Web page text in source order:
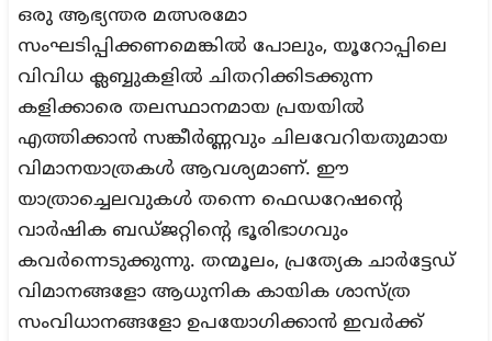
ഒരു ആഭ്യന്തര മത്സരമോ
സംഘടിപ്പിക്കണമെങ്കിൽ പോലും, യൂറോപ്പിലെ
വിവിധ ക്ലബ്ബുകളിൽ ചിതറിക്കിടക്കുന്ന
കളിക്കാരെ തലസ്ഥാനമായ പ്രയയിൽ
എത്തിക്കാൻ സങ്കീർണ്ണവും ചിലവേറിയതുമായ
വിമാനയാത്രകൾ ആവശ്യമാണ്. ഈ
യാത്രാച്ചെലവുകൾ തന്നെ ഫെഡറേഷന്റെ
വാർഷിക ബഡ്ജറ്റിന്റെ ഭൂരിഭാഗവും
കവർന്നെടുക്കുന്നു. തന്മൂലം, പ്രത്യേക ചാർട്ടേഡ്
വിമാനങ്ങളോ ആധുനിക കായിക ശാസ്ത്ര
സംവിധാനങ്ങളോ ഉപയോഗിക്കാൻ ഇവർക്ക്